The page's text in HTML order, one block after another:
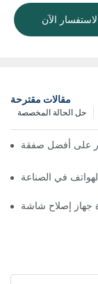
الآن
مقالات مقترحة
حل الحالة المخصصة
على أفضل صفقة
في الصناعة